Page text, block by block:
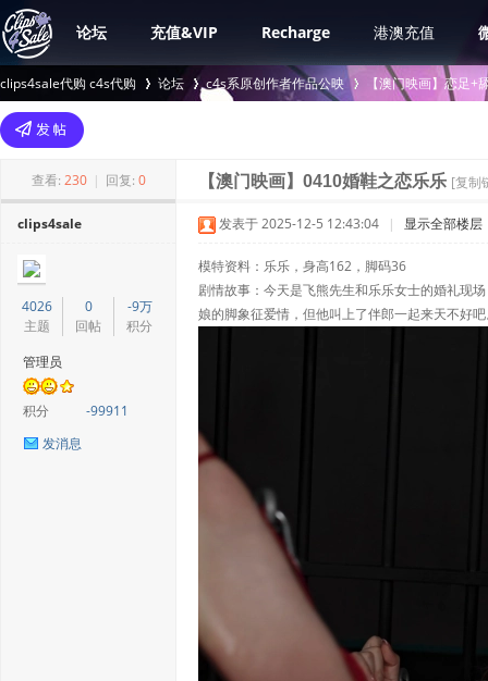
论坛 充值&VIP Recharge 港澳充值
clips4sale代购 c4s代购
>
论坛 c4s系原创作者作品公映
›
【澳门映画】恋足+
查看: 230 | 回复: 0 【澳门映画】0410婚鞋之恋乐乐 [复制
clips4sale
4026
主题
0
回帖
-9万
积分
管理员
积分
-99911
发消息
发表于 2025-12-5 12:43:04 | 显示全部楼层
模特资料：乐乐，身高162，脚码36
剧情故事：今天是飞熊先生和乐乐女士的婚礼现
娘的脚象征爱情，但他叫上了伴郎一起来天不好